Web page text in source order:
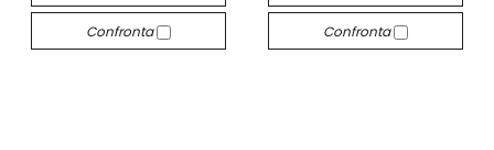
Confronta Confronta